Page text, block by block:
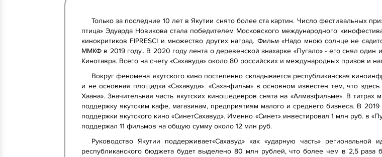
Только за последние 10 лет в Якутии снято более ста картин. Число фестивальных
птица» Эдуарда Новикова стала победителем Московского международного
кинокритиков FIPRESCI и множество других наград. Фильм «Надо мною солнце не
ММКФ в 2019 году.. В 2020 году лента о деревенской знахарке «Пугало» - его снял
Кинотавра. Всего на счету «Сахавуда» около 80 российских и международных призов и
Вокруг феномена якутского кино постепенно складывается республиканская
и не основная площадка «Сахавуда». «Саха-фильм» в основном известен тем, что
Хаана». Значительная часть якутских киношедевров снята на «Алмазфильме». В
поддержку якутским кафе, магазинам, предприятиям малого и среднего бизнеса. В
поддержки якутского кино «СинетСахавуд». Именно «Синет» инвестировал 1 млн руб. в
поддержал 11 фильмов на общую сумму около 12 млн руб.
Руководство Якутии поддерживает«Сахавуд» как «ударную часть»
республиканского бюджета будет выделено 80 млн рублей, что более чем в 2,5